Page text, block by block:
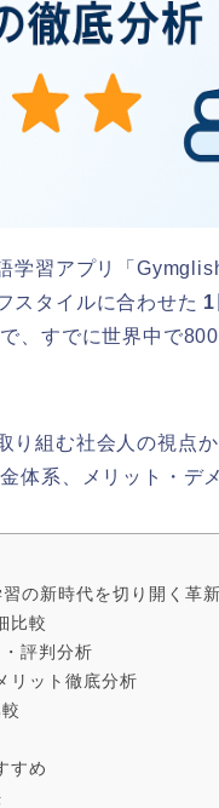
学習アプリ「
スタイルに合わせた 1
で、すでに世界中で
り組む社会人の視点か
体系、メリット・デ
の新時代を切り開く革
比較
評判分析
リット徹底分析
すめ